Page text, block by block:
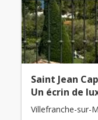
Saint Jean
Un écrin de
Villefranche-sur-